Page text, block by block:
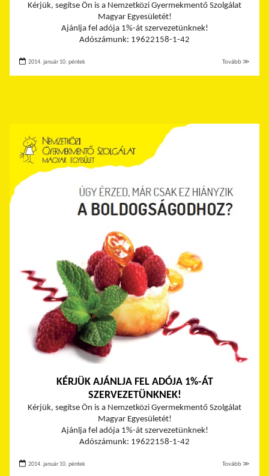
Kérjük, segítse Ön is a Nemzetközi Gyermekmentő Szolgálat
Magyar Egyesületét!
Ajánlja fel adója 1%-át szervezetünknek!
Adószámunk: 19622158-1-42
2014. január 10. péntek Tovább ≫
KÉRJÜK AJÁNLJA FEL ADÓJA 1%-ÁT
SZERVEZETÜNKNEK!
Kérjük, segítse Ön is a Nemzetközi Gyermekmentő Szolgálat
Magyar Egyesületét!
Ajánlja fel adója 1%-át szervezetünknek!
Adószámunk: 19622158-1-42
2014. január 10. péntek Tovább ≫